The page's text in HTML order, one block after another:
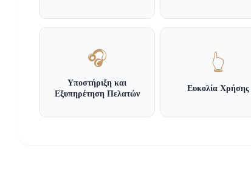
🎧
Υποστήριξη και
Εξυπηρέτηση Πελατών
👆
Ευκολία Χρήσης